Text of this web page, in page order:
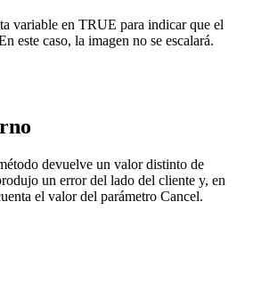
variable en TRUE para indicar que el
este caso, la imagen no se escalará.
devuelve un valor distinto de
un error del lado del cliente y, en
el valor del parámetro Cancel.